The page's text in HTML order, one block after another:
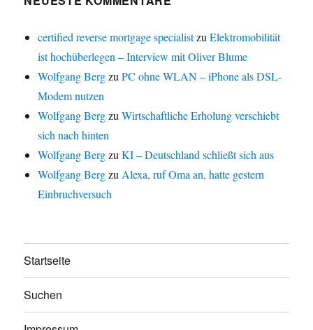
certified reverse mortgage specialistzuElektromobilität
ist hochüberlegen – Interview mit Oliver Blume
Wolfgang BergzuPC ohne WLAN – iPhone als DSL-
Modem nutzen
Wolfgang BergzuWirtschaftliche Erholung verschiebt
sich nach hinten
Wolfgang BergzuKI – Deutschland schließt sich aus
Wolfgang Bergzu Alexa, ruf Oma an, hatte gestern
Einbruchversuch
Startseite
Suchen